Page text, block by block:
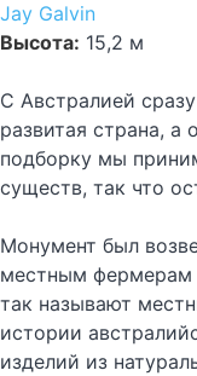
Jay Galvin
Высота: 15,2 м
С Австралией
развитая страна, а
подборку мы
существ, так что
Монумент был
местным фермерам
так называют
истории
изделий из